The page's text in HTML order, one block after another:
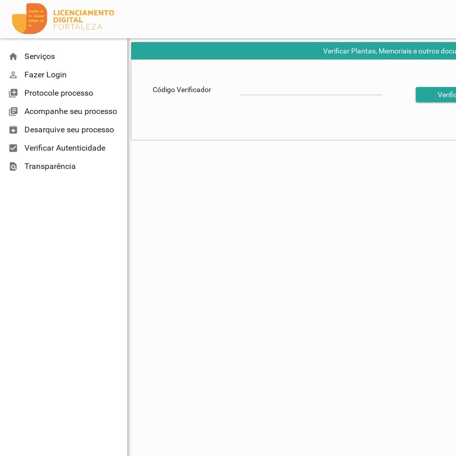
home Serviços
perm_identity Fazer Login
library_add Protocole processo
library_books Acompanhe seu processo
unarchive Desarquive seu processo
check_box Verificar Autenticidade
find_in_page Transparência
Verificar Plantas, Memoriais e outros
Código Verificador